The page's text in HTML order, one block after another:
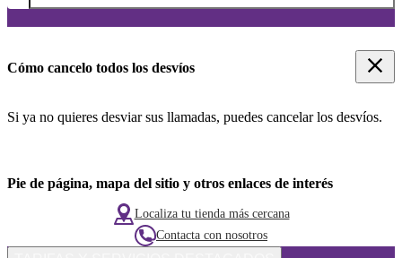
Cómo cancelo todos los desvíos
Si ya no quieres desviar sus llamadas, puedes cancelar los desvíos.
Pie de página, mapa del sitio y otros enlaces de interés
Localiza tu tienda más cercana
Contacta con nosotros